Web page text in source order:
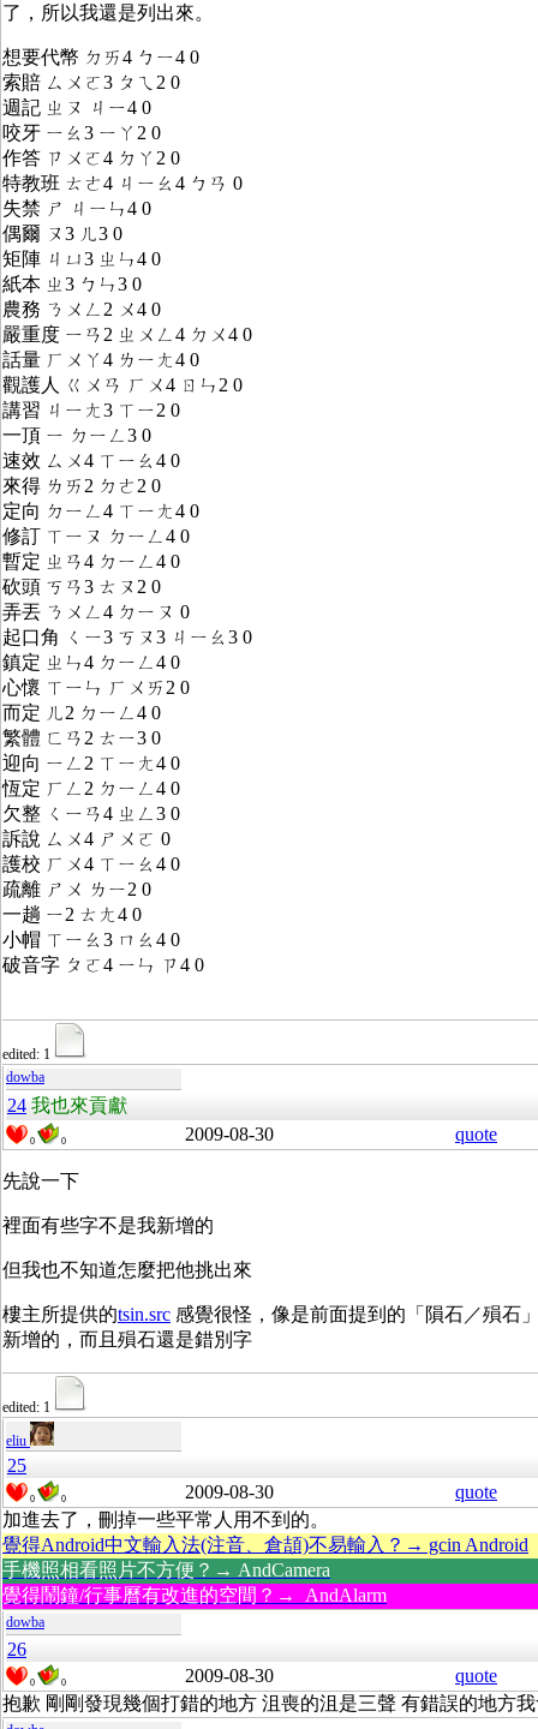
了，所以我還是列出來。
想要代幣 ㄉㄞ4 ㄅㄧ4 0
索賠 ㄙㄨㄛ3 ㄆㄟ2 0
週記 ㄓㄡ ㄐㄧ4 0
咬牙 ㄧㄠ3 ㄧㄚ2 0
作答 ㄗㄨㄛ4 ㄉㄚ2 0
特教班 ㄊㄜ4 ㄐㄧㄠ4 ㄅㄢ 0
失禁 ㄕ ㄐㄧㄣ4 0
偶爾 ㄡ3 ㄦ3 0
矩陣 ㄐㄩ3 ㄓㄣ4 0
紙本 ㄓ3 ㄅㄣ3 0
農務 ㄋㄨㄥ2 ㄨ4 0
嚴重度 ㄧㄢ2 ㄓㄨㄥ4 ㄉㄨ4 0
話量 ㄏㄨㄚ4 ㄌㄧㄤ4 0
觀護人 ㄍㄨㄢ ㄏㄨ4 ㄖㄣ2 0
講習 ㄐㄧㄤ3 ㄒㄧ2 0
一頂 ㄧ ㄉㄧㄥ3 0
速效 ㄙㄨ4 ㄒㄧㄠ4 0
來得 ㄌㄞ2 ㄉㄜ2 0
定向 ㄉㄧㄥ4 ㄒㄧㄤ4 0
修訂 ㄒㄧㄡ ㄉㄧㄥ4 0
暫定 ㄓㄢ4 ㄉㄧㄥ4 0
砍頭 ㄎㄢ3 ㄊㄡ2 0
弄丟 ㄋㄨㄥ4 ㄉㄧㄡ 0
起口角 ㄑㄧ3 ㄎㄡ3 ㄐㄧㄠ3 0
鎮定 ㄓㄣ4 ㄉㄧㄥ4 0
心懷 ㄒㄧㄣ ㄏㄨㄞ2 0
而定 ㄦ2 ㄉㄧㄥ4 0
繁體 ㄈㄢ2 ㄊㄧ3 0
迎向 ㄧㄥ2 ㄒㄧㄤ4 0
恆定 ㄏㄥ2 ㄉㄧㄥ4 0
欠整 ㄑㄧㄢ4 ㄓㄥ3 0
訴說 ㄙㄨ4 ㄕㄨㄛ 0
護校 ㄏㄨ4 ㄒㄧㄠ4 0
疏離 ㄕㄨ ㄌㄧ2 0
一趟 ㄧ2 ㄊㄤ4 0
小帽 ㄒㄧㄠ3 ㄇㄠ4 0
破音字 ㄆㄛ4 ㄧㄣ ㄗ4 0
edited: 1
dowba
24 我也來貢獻
0 0 2009-08-30 quote
先說一下
裡面有些字不是我新增的
但我也不知道怎麼把他挑出來
樓主所提供的tsin.src 感覺很怪，像是前面提到的「隕石／殞石
新增的，而且殞石還是錯別字
edited: 1
eliu
25
0 0 2009-08-30
quote
加進去了，刪掉一些平常人用不到的。
覺得Android中文輸入法(注音、倉頡)不易輸入？→ gcin Android
手機照相看照片不方便？→ AndCamera
覺得鬧鐘/行事曆有改進的空間？→ AndAlarm
dowba
26
0 0 2009-08-30
quote
抱歉 剛剛發現幾個打錯的地方 沮喪的沮是三聲 有錯誤的地方